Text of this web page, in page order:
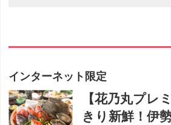
インターネット限定
【花乃丸プレ
きり新鮮！伊